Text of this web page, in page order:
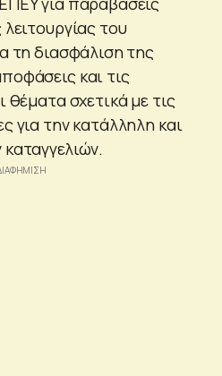
του
τη διασφάλιση της
και τις
θέματα σχετικά με τις
για την κατάλληλη και